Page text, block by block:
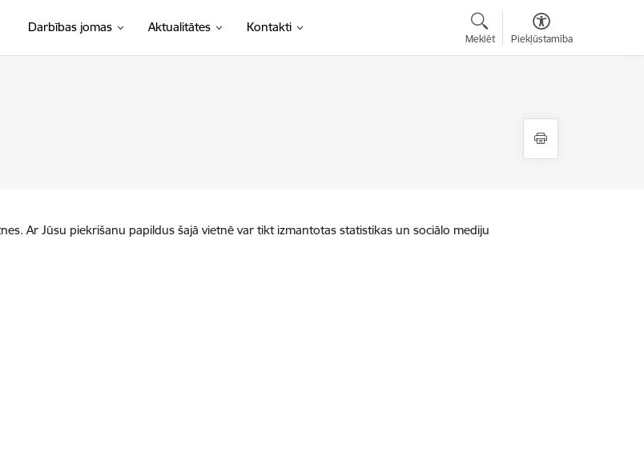
Darbības jomas Aktualitātes Kontakti
Meklēt Piekļūstamība
Ar Jūsu piekrišanu papildus šajā vietnē var tikt izmantotas statistikas un sociālo mediju